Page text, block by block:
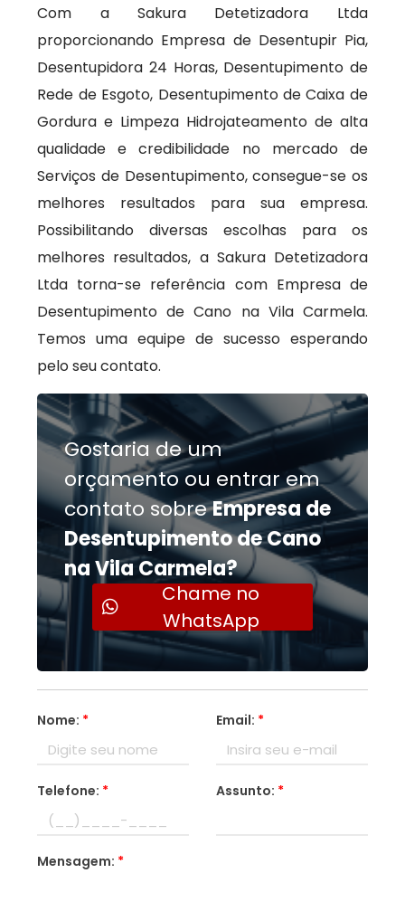
Com a Sakura Detetizadora Ltda
proporcionando Empresa de Desentupir Pia,
Desentupidora 24 Horas, Desentupimento de
Rede de Esgoto, Desentupimento de Caixa de
Gordura e Limpeza Hidrojateamento de alta
qualidade e credibilidade no mercado de
Serviços de Desentupimento, consegue-se os
melhores resultados para sua empresa.
Possibilitando diversas escolhas para os
melhores resultados, a Sakura Detetizadora
Ltda torna-se referência com Empresa de
Desentupimento de Cano na Vila Carmela.
Temos uma equipe de sucesso esperando
pelo seu contato.
Gostaria de um
orçamento ou entrar em
contato sobreEmpresa de
Desentupimento de Cano
na Vila Carmela?
Chame no
WhatsApp
Nome: * Email: *
Telefone: * Assunto: *
Mensagem: *